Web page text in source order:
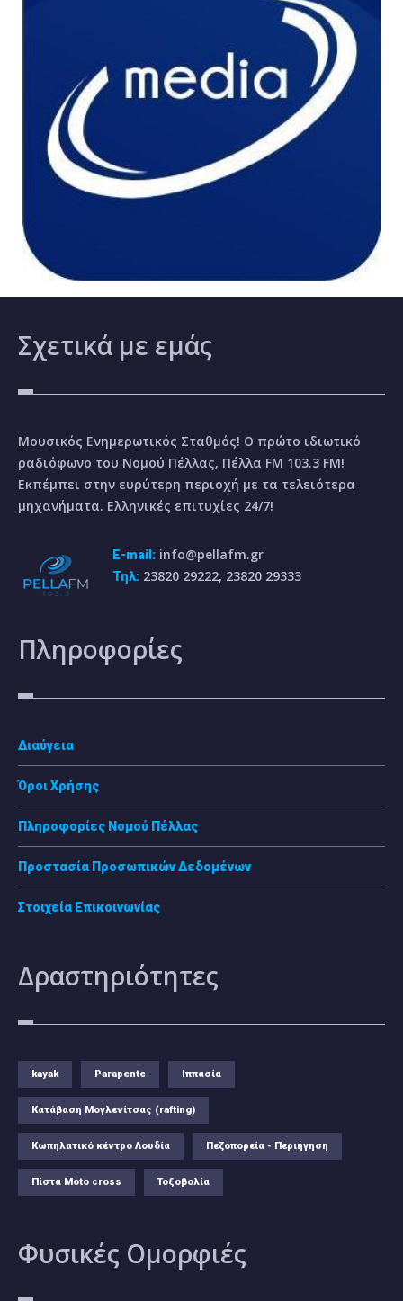
Σχετικά με εμάς
Μουσικός Ενημερωτικός Σταθμός! Ο πρώτο ιδιωτικό
ραδιόφωνο του Νομού Πέλλας, Πέλλα FM 103.3 FM!
Εκπέμπει στην ευρύτερη περιοχή με τα τελειότερα
μηχανήματα. Ελληνικές επιτυχίες 24/7!
E-mail: info@pellafm.gr
Τηλ: 23820 29222, 23820 29333
Πληροφορίες
Διαύγεια
Όροι Χρήσης
Πληροφορίες Νομού Πέλλας
Προστασία Προσωπικών Δεδομένων
Στοιχεία Επικοινωνίας
Δραστηριότητες
kayak Parapente Ιππασία
Κατάβαση Μογλενίτσας (rafting)
Κωπηλατικό κέντρο Λουδία Πεζοπορεία - Περιήγηση
Πίστα Moto cross Τοξοβολία
Φυσικές Ομορφιές